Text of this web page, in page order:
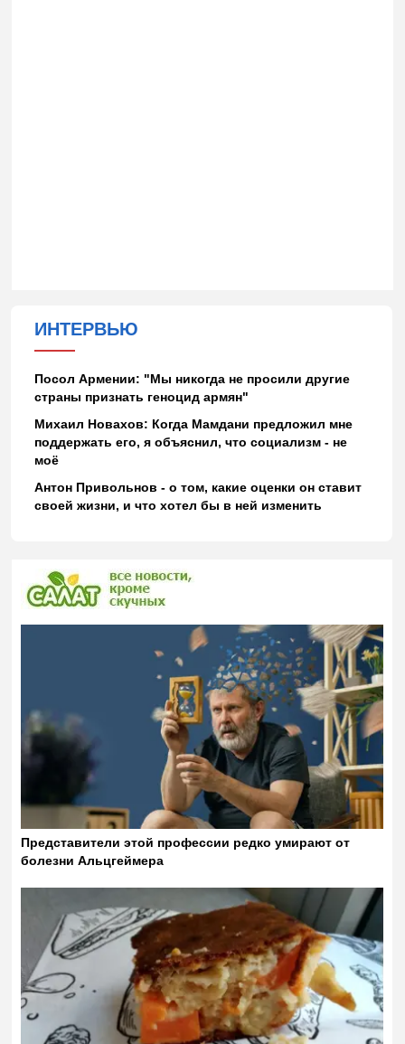
ИНТЕРВЬЮ
Посол Армении: "Мы никогда не просили другие
страны признать геноцид армян"
Михаил Новахов: Когда Мамдани предложил мне
поддержать его, я объяснил, что социализм - не
моё
Антон Привольнов - о том, какие оценки он ставит
своей жизни, и что хотел бы в ней изменить